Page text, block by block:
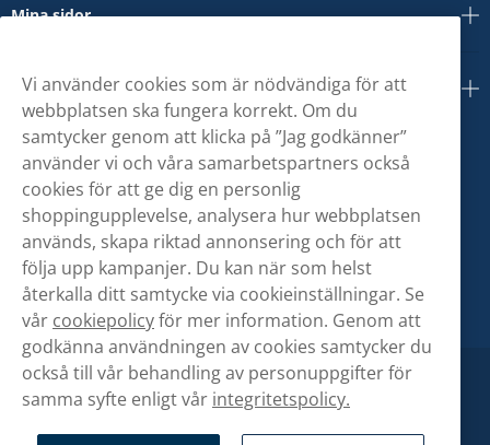
Mina sidor
Om oss
Vi använder cookies som är nödvändiga för att
webbplatsen ska fungera korrekt. Om du
samtycker genom att klicka på ”Jag godkänner”
använder vi och våra samarbetspartners också
cookies för att ge dig en personlig
shoppingupplevelse, analysera hur webbplatsen
används, skapa riktad annonsering och för att
följa upp kampanjer. Du kan när som helst
återkalla ditt samtycke via cookieinställningar. Se
vår cookiepolicyför mer information. Genom att
godkänna användningen av cookies samtycker du
också till vår behandling av personuppgifter för
samma syfte enligt vår integritetspolicy.